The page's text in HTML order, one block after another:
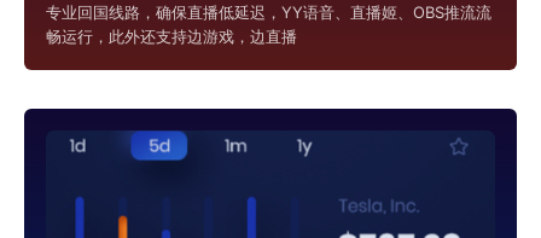
专业回国线路，确保直播低延迟，YY语音、直播姬、OBS推流流
畅运行，此外还支持边游戏，边直播